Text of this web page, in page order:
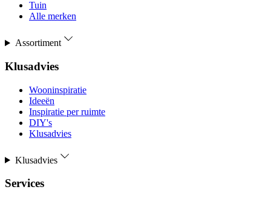
Tuin
Alle merken
Assortiment
Klusadvies
Wooninspiratie
Ideeën
Inspiratie per ruimte
DIY's
Klusadvies
Klusadvies
Services